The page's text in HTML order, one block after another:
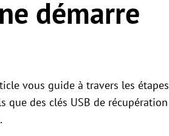
démarre
vous guide à travers les étapes
que des clés USB de récupération